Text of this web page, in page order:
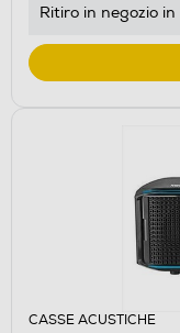
Ritiro in negozio
CASSE ACUSTICHE